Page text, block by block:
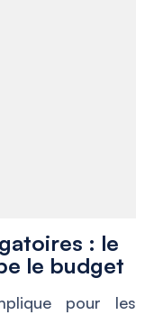
: le
le budget
pour les